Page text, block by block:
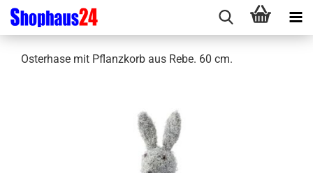
Osterhase mit Pflanzkorb aus Rebe. 60 cm.